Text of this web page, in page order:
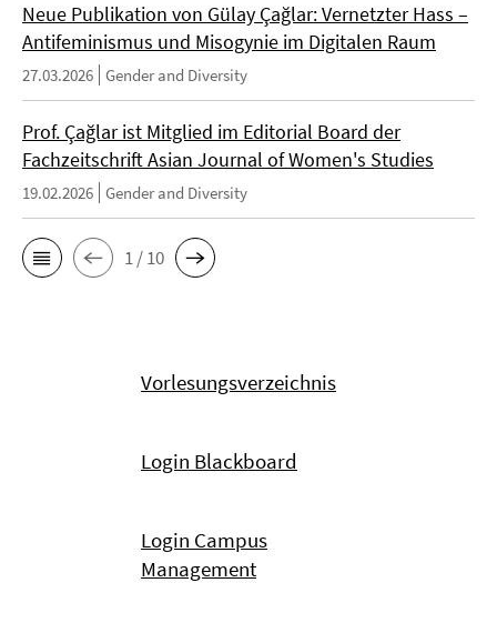
Neue Publikation von Gülay Çağlar: Vernetzter Hass –
Antifeminismus und Misogynie im Digitalen Raum
27.03.2026 Gender and Diversity
Prof. Çağlar ist Mitglied im Editorial Board der
Fachzeitschrift Asian Journal of Women's Studies
19.02.2026 Gender and Diversity
1 / 10
Vorlesungsverzeichnis
Login Blackboard
Login Campus
Management